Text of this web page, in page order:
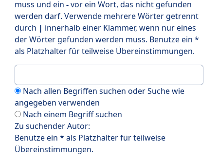
muss und ein -vor ein Wort, das nicht gefunden
werden darf. Verwende mehrere Wörter getrennt
durch | innerhalb einer Klammer, wenn nur eines
der Wörter gefunden werden muss. Benutze ein *
als Platzhalter für teilweise Übereinstimmungen.
Nach allen Begriffen suchen oder Suche wie
angegeben verwenden
Nach einem Begriff suchen
Zu suchender Autor:
Benutze ein * als Platzhalter für teilweise
Übereinstimmungen.